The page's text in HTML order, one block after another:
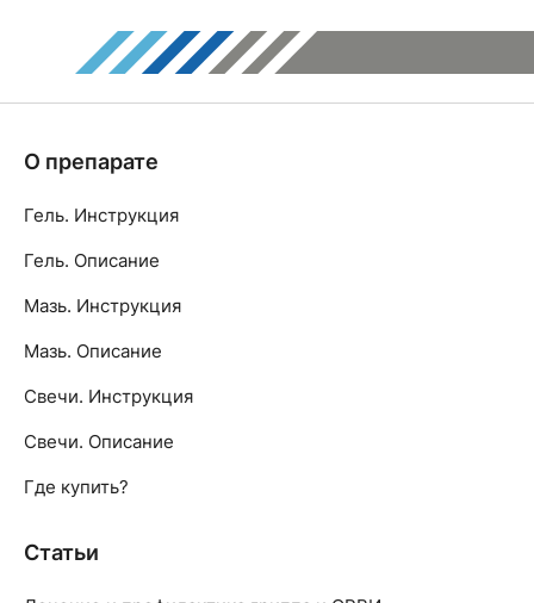
О препарате
Гель. Инструкция
Гель. Описание
Мазь. Инструкция
Мазь. Описание
Свечи. Инструкция
Свечи. Описание
Где купить?
Статьи